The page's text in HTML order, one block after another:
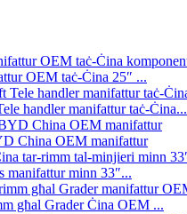
OEM taċ-Ċina 25″ ...
handler manifattur taċ-Ċina...
China OEM manifattur
manifattur minn 33″...
għal Grader Ċina OEM ...